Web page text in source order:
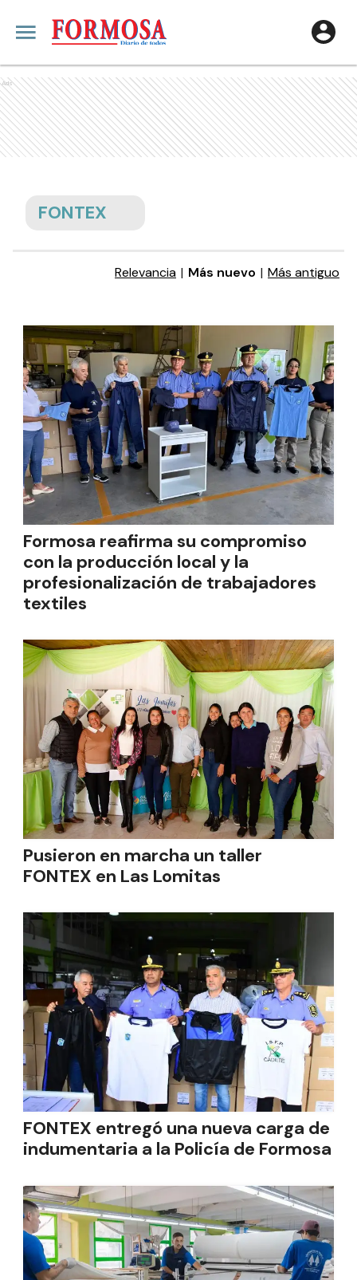
Ads
FONTEX
Relevancia | Más nuevo | Más antiguo
Formosa reafirma su compromiso
con la producción local y la
profesionalización de trabajadores
textiles
Pusieron en marcha un taller
FONTEX en Las Lomitas
FONTEX entregó una nueva carga de
indumentaria a la Policía de Formosa